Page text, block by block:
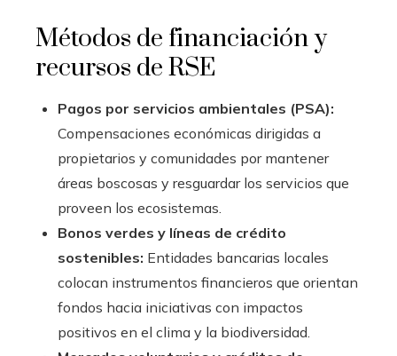
Métodos de financiación y
recursos de RSE
Pagos por servicios ambientales (PSA):
Compensaciones económicas dirigidas a
propietarios y comunidades por mantener
áreas boscosas y resguardar los servicios que
proveen los ecosistemas.
Bonos verdes y líneas de crédito
sostenibles: Entidades bancarias locales
colocan instrumentos financieros que orientan
fondos hacia iniciativas con impactos
positivos en el clima y la biodiversidad.